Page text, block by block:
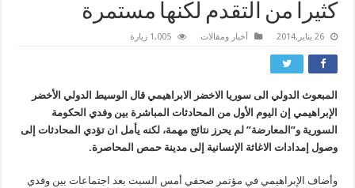
كثيرا من التقدم لكنها مستمرة
26 يناير,2014 أخبار ومقالات 1,005 زيارة
المبعوث الدولي الى سوريا الاخضر الابراهيمي قال الوسيط الدولي الأخضر
الإبراهيمي إن اليوم الأول من المحادثات المباشرة بين وفدي الحكومة
السورية و”المعارضة” لم يحرز نتائج مهمة، لكنه يأمل ان تؤدي المحادثات إلى
وصول إمدادات الاغاثة الإنسانية إلى مدينة حمص المحاصرة.
وأضاف الإبراهيمي في مؤتمر صحفي أمس السبت بعد اجتماعات بين وفدي